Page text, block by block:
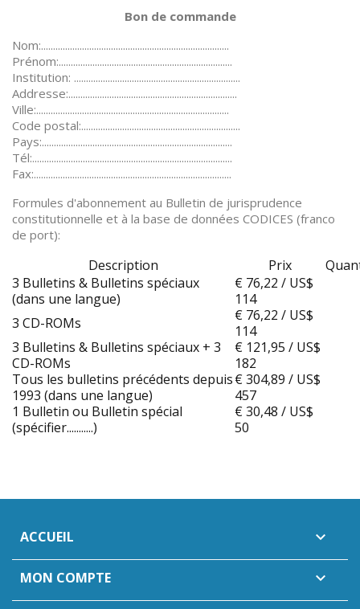
Bon de commande
Nom:..............................................................................
Prénom:........................................................................
Institution: .....................................................................
Addresse:......................................................................
Ville:................................................................................
Code postal:..................................................................
Pays:...............................................................................
Tél:...................................................................................
Fax:..................................................................................
Formules d'abonnement au Bulletin de jurisprudence
constitutionnelle et à la base de données CODICES (franco
de port):
Description Prix
3 Bulletins & Bulletins spéciaux
(dans une langue)
€ 76,22 / US$
114
3 CD-ROMs
€ 76,22 / US$
114
3 Bulletins & Bulletins spéciaux + 3
CD-ROMs
€ 121,95 / US$
182
Tous les bulletins précédents depuis
1993 (dans une langue)
€ 304,89 / US$
457
1 Bulletin ou Bulletin spécial
(spécifier...........)
€ 30,48 / US$
50
ACCUEIL 
MON COMPTE 